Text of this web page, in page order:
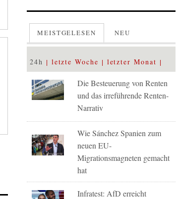
MEISTGELESEN NEU
24h letzte Woche letzter Monat
Die Besteuerung von Renten
und das irreführende Renten-
Narrativ
Wie Sánchez Spanien zum
neuen EU-
Migrationsmagneten gemacht
hat
Infratest: AfD erreicht